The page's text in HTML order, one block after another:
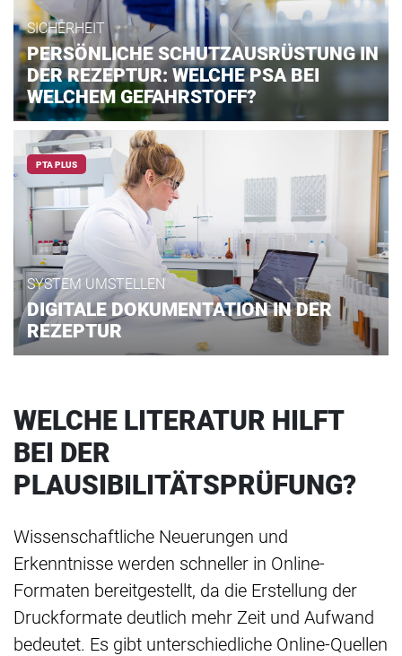
SICHERHEIT
PERSÖNLICHE SCHUTZAUSRÜSTUNG IN
DER REZEPTUR: WELCHE PSA BEI
WELCHEM GEFAHRSTOFF?
PTA PLUS
SYSTEM UMSTELLEN
DIGITALE DOKUMENTATION IN DER
REZEPTUR
WELCHE LITERATUR HILFT
BEI DER
PLAUSIBILITÄTSPRÜFUNG?
Wissenschaftliche Neuerungen und
Erkenntnisse werden schneller in Online-
Formaten bereitgestellt, da die Erstellung der
Druckformate deutlich mehr Zeit und Aufwand
bedeutet. Es gibt unterschiedliche Online-Quellen